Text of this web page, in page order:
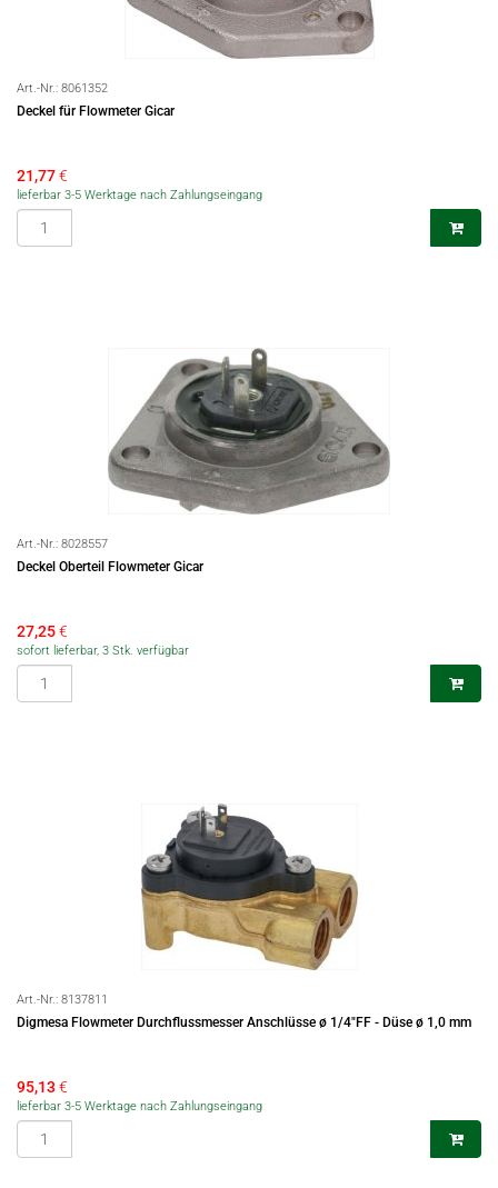
Art.-Nr.: 8061352
Deckel für Flowmeter Gicar
21,77€
lieferbar 3-5 Werktage nach Zahlungseingang
Art.-Nr.: 8028557
Deckel Oberteil Flowmeter Gicar
27,25€
sofort lieferbar, 3 Stk. verfügbar
Art.-Nr.: 8137811
Digmesa Flowmeter Durchflussmesser Anschlüsse ø 1/4"FF - Düse ø 1,0 mm
95,13€
lieferbar 3-5 Werktage nach Zahlungseingang